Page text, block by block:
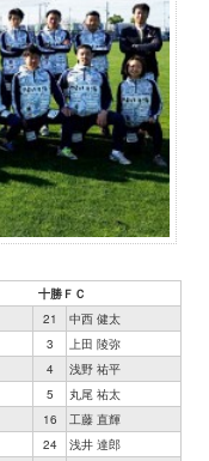
十勝ＦＣ
21
中西 健太
3
上田 陵弥
4
浅野 祐平
5
丸尾 祐太
16
工藤 直輝
24
浅井 達郎